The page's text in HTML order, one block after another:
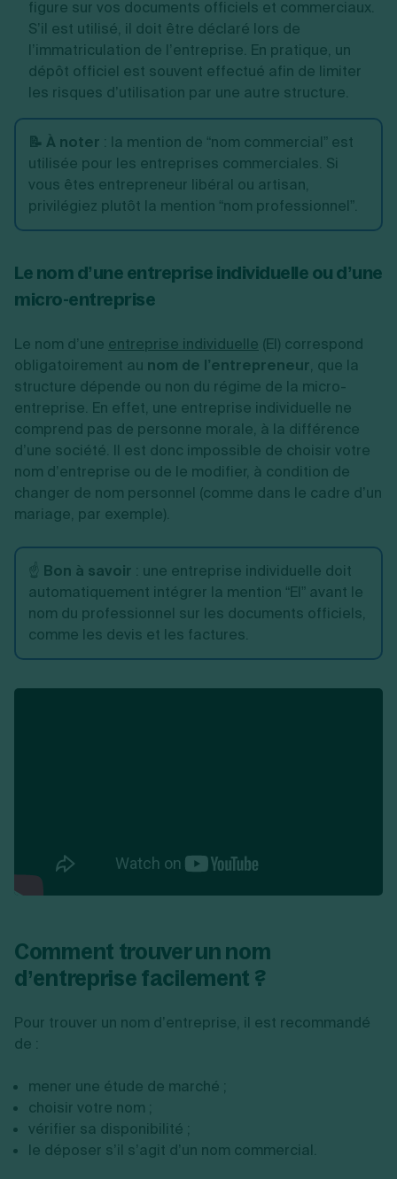
figure sur vos documents officiels et commerciaux.
S’il est utilisé, il doit être déclaré lors de
l’immatriculation de l’entreprise. En pratique, un
dépôt officiel est souvent effectué afin de limiter
les risques d’utilisation par une autre structure.
📝 À noter : la mention de “nom commercial” est
utilisée pour les entreprises commerciales. Si
vous êtes entrepreneur libéral ou artisan,
privilégiez plutôt la mention “nom professionnel”.
Le nom d’une entreprise individuelle ou d’une
micro-entreprise
Le nom d’une entreprise individuelle (EI) correspond
obligatoirement au nom de l’entrepreneur, que la
structure dépende ou non du régime de la micro-
entreprise. En effet, une entreprise individuelle ne
comprend pas de personne morale, à la différence
d’une société. Il est donc impossible de choisir votre
nom d’entreprise ou de le modifier, à condition de
changer de nom personnel (comme dans le cadre d’un
mariage, par exemple).
☝️ Bon à savoir : une entreprise individuelle doit
automatiquement intégrer la mention “EI” avant le
nom du professionnel sur les documents officiels,
comme les devis et les factures.
Comment trouver un nom
d’entreprise facilement ?
Pour trouver un nom d’entreprise, il est recommandé
de :
mener une étude de marché ;
choisir votre nom ;
vérifier sa disponibilité ;
le déposer s’il s’agit d’un nom commercial.